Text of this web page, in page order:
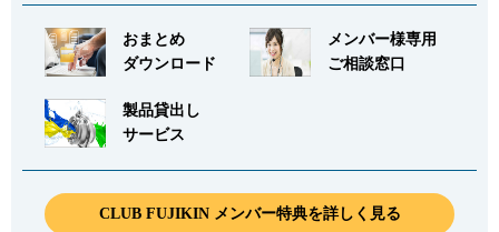
おまとめ
ダウンロード
メンバー様専用
ご相談窓口
製品貸出し
サービス
CLUB FUJIKIN メンバー特典を詳しく見る